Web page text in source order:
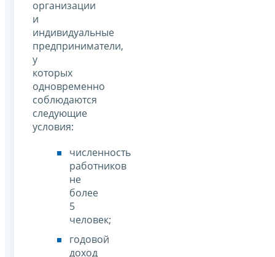
организации
и
индивидуальные
предприниматели,
у
которых
одновременно
соблюдаются
следующие
условия:
численность
работников
не
более
5
человек;
годовой
доход